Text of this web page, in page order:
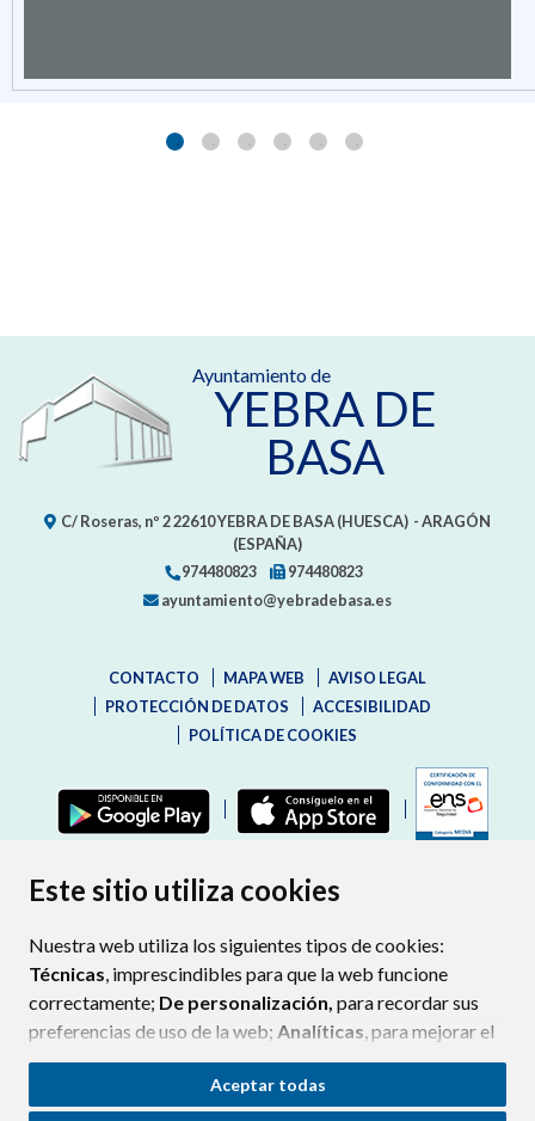
Este sitio utiliza cookies
Nuestra web utiliza los siguientes tipos de cookies:
Técnicas, imprescindibles para que la web funcione
correctamente; De personalización, para recordar sus
preferencias de uso de la web; Analíticas, para mejorar el
funcionamiento de la web y sus servicios.
Si acepta pulsando el botón“Aceptar todas”
Aceptar todas
Ayuntamiento de
YEBRA DE
BASA
C/ Roseras, nº 222610YEBRA DE BASA (HUESCA) - ARAGÓN
(ESPAÑA)
974480823
974480823
ayuntamiento@yebradebasa.es
CONTACTO MAPA WEB
AVISO LEGAL
PROTECCIÓN DE DATOS
ACCESIBILIDAD
POLÍTICA DE COOKIES